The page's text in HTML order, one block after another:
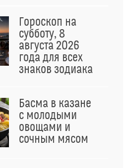
Гороскоп на
субботу, 8
августа 2026
года для всех
знаков зодиака
Басма в казане
с молодыми
овощами и
сочным мясом